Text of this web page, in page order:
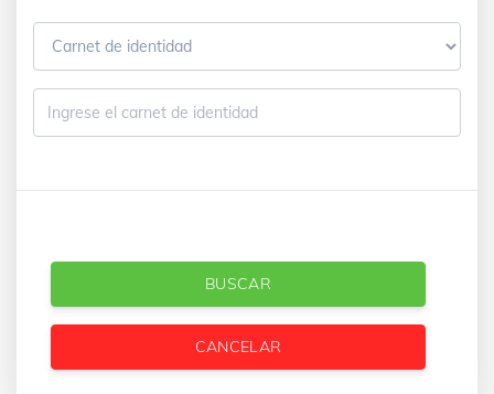
BUSCAR
CANCELAR